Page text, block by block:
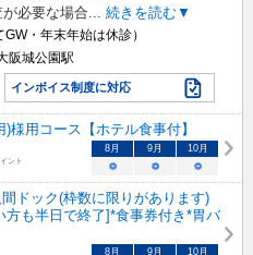
が必要な場合... 続きを読む▼
・年末年始は休診）
阪城公園駅
インボイス制度に対応
用コース【ホテル食事付】
ント
8 月 9 月 10月
○ ○ ○
ドック(枠数に限りがあります)
も半日で終了]*食事券付き*胃バ
8 月 9 月 10月